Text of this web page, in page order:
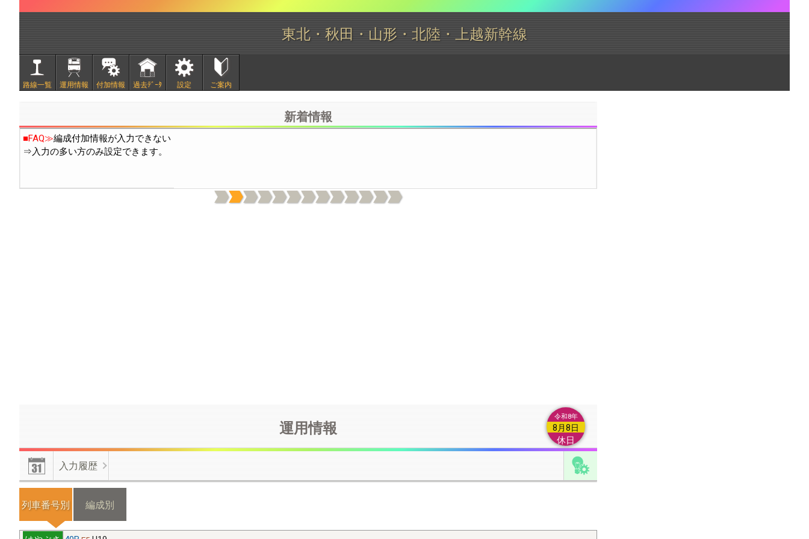
東北・秋田・山形・北陸・上越新幹線
路線一覧 運用情報 付加情報 過去ﾃﾞｰﾀ 設定 ご案内
新着情報
2/20頃より中国IPから通常の10倍程度のアクセスがありサイトが不安定になっておりました。穴埋め作業の結果、現在は通常の3倍程度にな
っています。引き続き穴埋め作業を行います。
■FAQ≫編成付加情報が入力できない
⇒入力の多い方のみ設定できます。
上記機能は付加情報の表示(日付下の電球と歯車のｱｲｺﾝ)をONにしてください。(OFFの場合はデータ通信量を減らすため付加情報を読み込まな
列車番号の横に同じ編成が確認された列車番号を表示します。切り離し設定により切り離された列車には｢▲｣、その他つながら
ない列車には｢×｣が付きます。｢※｣は列車間の時間が空いているため前後の列車を切り離しています。
【編成付加情報】
故障や不具合、製造上のばらつき、個人の主観によるもの等の類は付加情報とは認められませんので登録しないでくださ
い。
運用情報
令和8年
8月8日
休日
入力履歴
列車番号別 編成別